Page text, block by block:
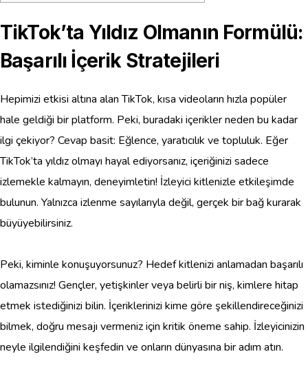
TikTok’ta Yıldız Olmanın Formülü:
Başarılı İçerik Stratejileri
Hepimizi etkisi altına alan TikTok, kısa videoların hızla popüler
hale geldiği bir platform. Peki, buradaki içerikler neden bu kadar
ilgi çekiyor? Cevap basit: Eğlence, yaratıcılık ve topluluk. Eğer
TikTok’ta yıldız olmayı hayal ediyorsanız, içeriğinizi sadece
izlemekle kalmayın, deneyimletin! İzleyici kitlenizle etkileşimde
bulunun. Yalnızca izlenme sayılarıyla değil, gerçek bir bağ kurarak
büyüyebilirsiniz.
Peki, kiminle konuşuyorsunuz? Hedef kitlenizi anlamadan başarılı
olamazsınız! Gençler, yetişkinler veya belirli bir niş, kimlere hitap
etmek istediğinizi bilin. İçeriklerinizi kime göre şekillendireceğinizi
bilmek, doğru mesajı vermeniz için kritik öneme sahip. İzleyicinizin
neyle ilgilendiğini keşfedin ve onların dünyasına bir adım atın.